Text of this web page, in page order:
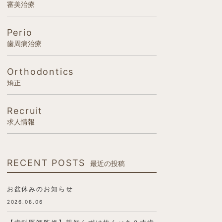
審美治療
Perio
歯周病治療
Orthodontics
矯正
Recruit
求人情報
RECENT POSTS 最近の投稿
お盆休みのお知らせ
2026.08.06